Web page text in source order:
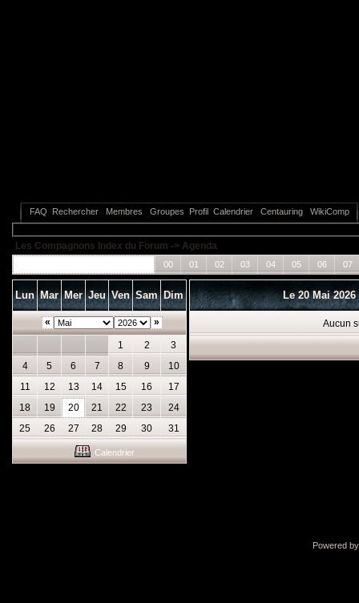
FAQ Rechercher Membres Groupes Profil Calendrier Centauring WikiComp
Les Compagnons Index du Forum -> Agenda
00 01 02 03 04 05 06 07
Lun Mar Mer Jeu Ven Sam Dim
« »
1 2
3
4
5 6 7 8 9
10
11
12 13 14 15 16
17
18
19 20 21 22 23
24
25
26 27 28 29 30 31
Calendrier
Le 20 Mai 2026
Aucun
Powered